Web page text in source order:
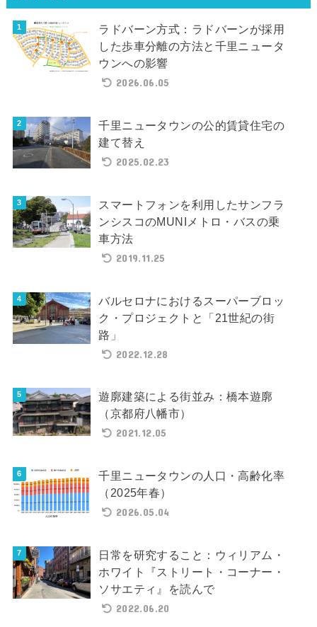
ラドバーン方式：ラドバーンが採用
した歩車分離の方法と千里ニュータ
ウンへの影響
2026.06.05
千里ニュータウンの公的賃貸住宅の
建て替え
2025.02.23
スマートフォンを利用したサンフラ
ンシスコのMUNIメトロ・バスの乗
車方法
2019.11.25
バルセロナにおけるスーパーブロッ
ク・プロジェクトと「21世紀の街
路」
2022.12.28
遊廓建築による街並み：橋本遊廓
（京都府八幡市）
2021.12.05
千里ニュータウンの人口・高齢化率
（2025年春）
2026.05.04
日常を研究すること：ウィリアム・
ホワイト『ストリート・コーナー・
ソサエティ』を読んで
2022.06.20